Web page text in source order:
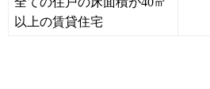
以上の賃貸住宅